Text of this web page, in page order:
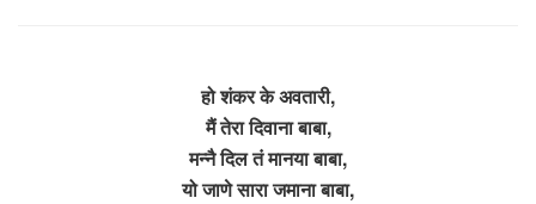
हो शंकर के अवतारी,
मैं तेरा दिवाना बाबा,
मन्नै दिल तं मानया बाबा,
यो जाणे सारा जमाना बाबा,